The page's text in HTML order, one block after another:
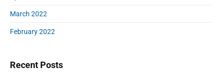
March 2022
February 2022
Recent Posts